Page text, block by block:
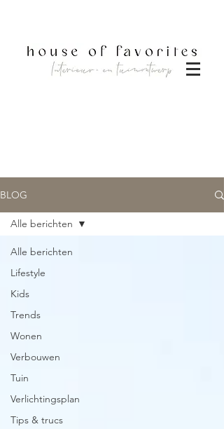
BLOG
Alle berichten
Lifestyle
Kids
Trends
Wonen
Verbouwen
Tuin
Verlichtingsplan
Tips & trucs
Alle berichten